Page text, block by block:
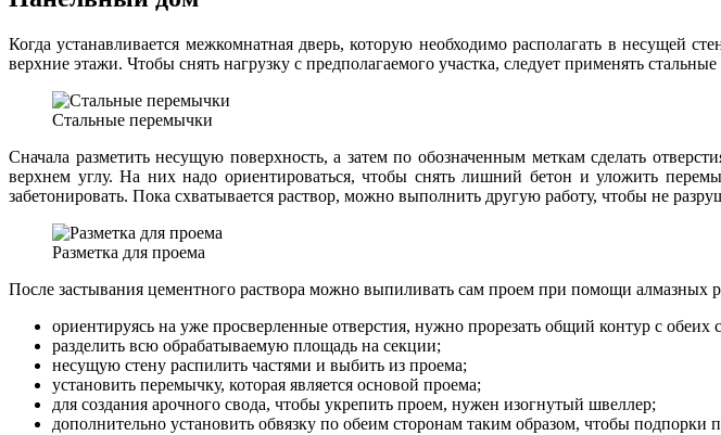
Когда устанавливается межкомнатная дверь, которую необходимо располагать в несущей
верхние этажи. Чтобы снять нагрузку с предполагаемого участка, следует применять
Стальные перемычки
Сначала разметить несущую поверхность, а затем по обозначенным меткам сделать
верхнем углу. На них надо ориентироваться, чтобы снять лишний бетон и уложить
забетонировать. Пока схватывается раствор, можно выполнить другую работу, чтобы не
Разметка для проема
После застывания цементного раствора можно выпиливать сам проем при помощи алмазных
ориентируясь на уже просверленные отверстия, нужно прорезать общий контур с обеих
разделить всю обрабатываемую площадь на секции;
несущую стену распилить частями и выбить из проема;
установить перемычку, которая является основой проема;
для создания арочного свода, чтобы укрепить проем, нужен изогнутый швеллер;
дополнительно установить обвязку по обеим сторонам таким образом, чтобы подпорки